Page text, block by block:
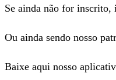
Se ainda não for inscrito,
Ou ainda sendo nosso
Baixe aqui nosso